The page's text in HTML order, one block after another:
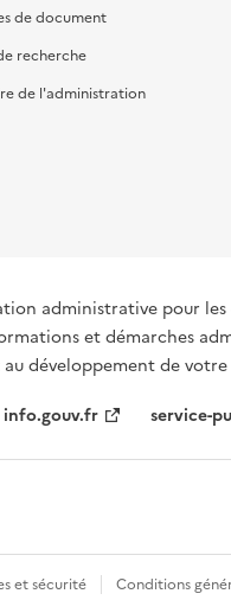
de document
recherche
de l'administration
administrative pour les
et démarches
développement de
info.gouv.fr service-
et sécurité Conditions